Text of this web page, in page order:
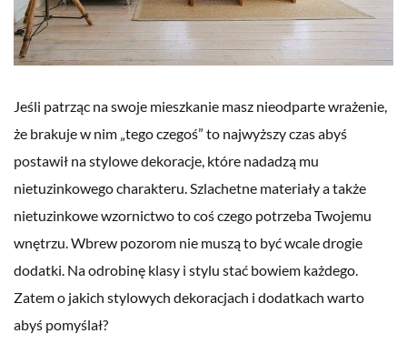
Jeśli patrząc na swoje mieszkanie masz nieodparte wrażenie,
że brakuje w nim „tego czegoś” to najwyższy czas abyś
postawił na stylowe dekoracje, które nadadzą mu
nietuzinkowego charakteru. Szlachetne materiały a także
nietuzinkowe wzornictwo to coś czego potrzeba Twojemu
wnętrzu. Wbrew pozorom nie muszą to być wcale drogie
dodatki. Na odrobinę klasy i stylu stać bowiem każdego.
Zatem o jakich stylowych dekoracjach i dodatkach warto
abyś pomyślał?